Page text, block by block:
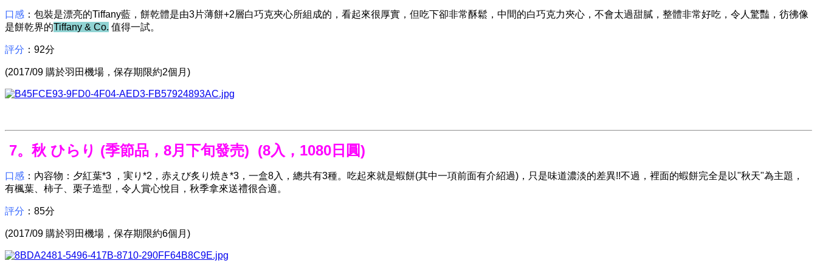
口感 ：包裝是漂亮的Tiffany藍，餅乾體是由3片薄餅+2層白巧克夾心所組成的，看起來很厚實，但吃下卻非常酥鬆，中間的白巧克力夾心，不會太過甜膩， 整體非常好吃，令人驚豔 ，彷彿像
是餅乾界的Tiffany & Co. 值得一試。
評分 ：92分
(2017/09 購於羽田機場，保存期限約2個月)
7。秋 ひらり (季節品，8月下旬發売) (8入，1080日圓)
口感 ：內容物：夕紅葉*3 ，実り*2，赤えび炙り焼き*3，一盒8入，總共有3種。吃起來就是蝦餅(其中一項前面有介紹過)，只是味道濃淡的差異!!不過，裡面的蝦餅完全是以"秋天"為主題，
有楓葉、柿子、栗子造型，令人賞心悅目，秋季拿來送禮很合適。
評分 ：85分
(2017/09 購於羽田機場，保存期限約6個月)